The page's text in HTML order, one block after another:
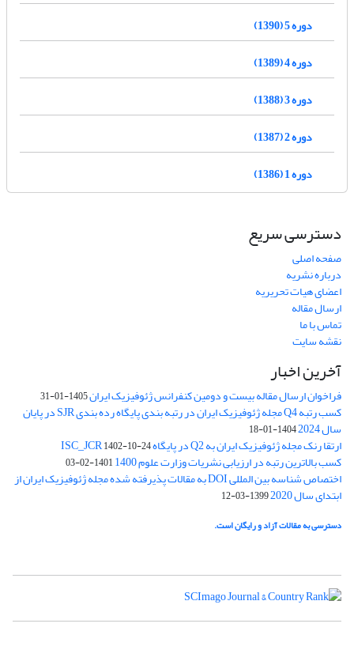
دوره 5 (1390)
دوره 4 (1389)
دوره 3 (1388)
دوره 2 (1387)
دوره 1 (1386)
دسترسی سریع
صفحه اصلی
درباره نشریه
اعضای هیات تحریریه
ارسال مقاله
تماس با ما
نقشه سایت
آخرین اخبار
فراخوان ارسال مقاله بیست و دومین کنفرانس ژئوفیزیک ایران1405-01-31
کسب رتبه Q4 مجله ژئوفیزیک ایران در رتبه بندی پایگاه رده بندی SJR در پایان
سال 2024 1404-01-18
ارتقا رنک مجله ژئوفیزیک ایران به Q2 در پایگاه ISC_JCR 1402-10-24
کسب بالاترین رتبه در ارزیابی نشریات وزارت علوم 1400 1401-02-03
اختصاص شناسه بین المللی DOI به مقالات پذیرفته شده مجله ژئوفیزیک ایران از
ابتدای سال 2020 1399-03-12
دسترسی به مقالات آزاد و رایگان است.